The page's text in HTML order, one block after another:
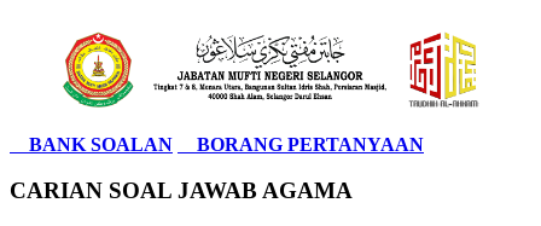
BANK SOALAN BORANG PERTANYAAN
CARIAN SOAL JAWAB AGAMA